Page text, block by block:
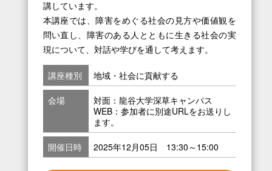
講しています。
本講座では、障害をめぐる社会の見方や価値観を
問い直し、障害のある人とともに生きる社会の実
現について、対話や学びを通して考えます。
講座種別 地域・社会に貢献する
会場
対面：龍谷大学深草キャンパス
WEB：参加者に別途URLをお送りし
ます。
開催日時 2025年12月05日 13:30～15:00